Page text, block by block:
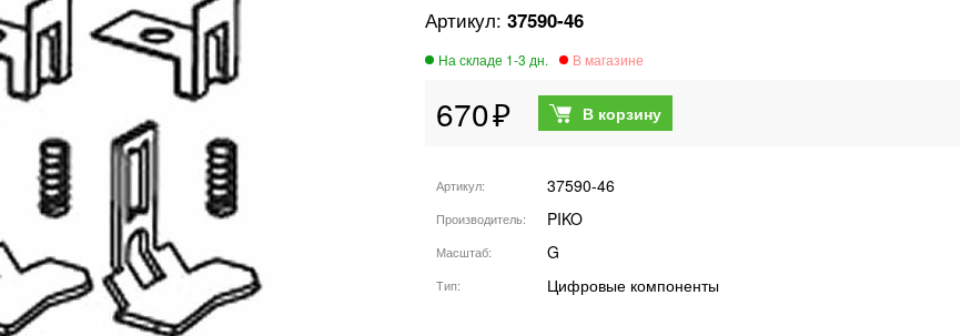
37590-46
670
Артикул 37590-46
Производитель PIKO
Масштаб G
Тип Цифровые компоненты